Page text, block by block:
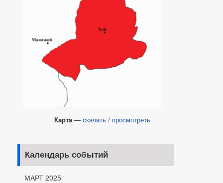
Карта— скачать / просмотреть
Календарь событий
МАРТ 2025